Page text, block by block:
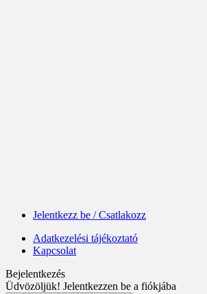
Jelentkezz be / Csatlakozz
Adatkezelési tájékoztató
Kapcsolat
Bejelentkezés
Üdvözöljük! Jelentkezzen be a fiókjába